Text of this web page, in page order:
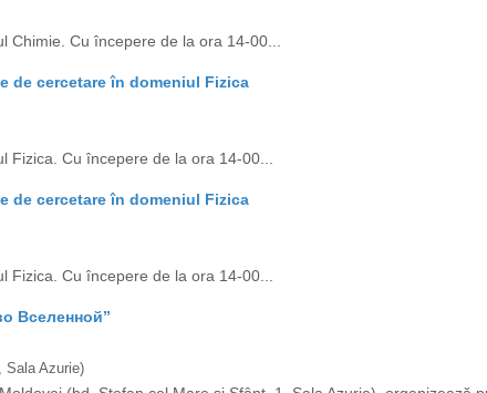
Cu începere de la ora 14-00...
de cercetare în domeniul Fizica
Cu începere de la ora 14-00...
de cercetare în domeniul Fizica
Cu începere de la ora 14-00...
Вселенной”
Sala Azurie)